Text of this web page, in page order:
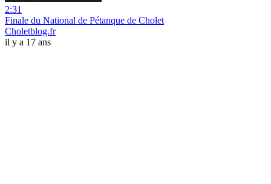
2:31
Finale du National de Pétanque de Cholet
Choletblog.fr
il y a 17 ans